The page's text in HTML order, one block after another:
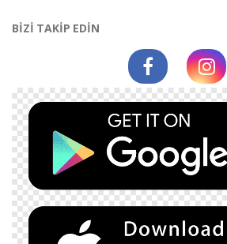
BİZİ TAKİP EDİN